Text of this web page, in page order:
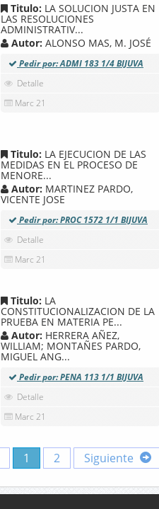
Titulo: LA SOLUCION JUSTA EN
LAS RESOLUCIONES
ADMINISTRATIV...
Autor: ALONSO MAS, M. JOSÉ
Pedir por: ADMI 183 1/4 BIJUVA
Detalle
Marc 21
Titulo: LA EJECUCION DE LAS
MEDIDAS EN EL PROCESO DE
MENORE...
Autor: MARTINEZ PARDO,
VICENTE JOSE
Pedir por: PROC 1572 1/1 BIJUVA
Detalle
Marc 21
Titulo: LA
CONSTITUCIONALIZACION DE LA
PRUEBA EN MATERIA PE...
Autor: HERRERA AÑEZ,
WILLIAM; MONTAÑES PARDO,
MIGUEL ANG...
Pedir por: PENA 113 1/1 BIJUVA
Detalle
Marc 21
1 2 Siguiente